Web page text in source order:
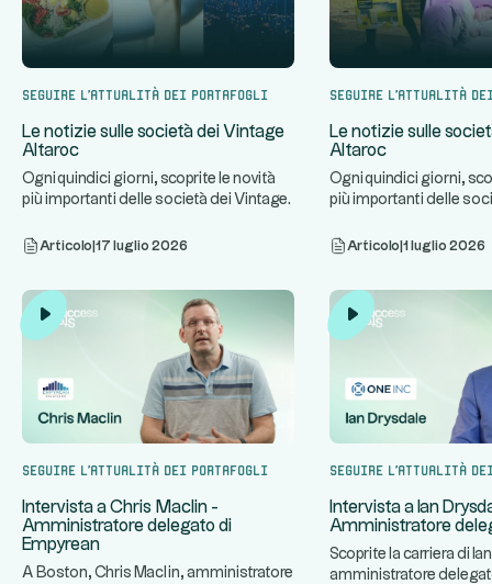
Seguire l'attualità dei portafogli
Le notizie sulle società dei Vintage
Altaroc
Ogni quindici giorni, scoprite le novità
più importanti delle società dei Vintage
Articolo 17 luglio 2026
Seguire l'attualità
Le notizie sulle
Altaroc
Ogni quindici giorni,
più importanti delle
Articolo 1 luglio 2026
Seguire l'attualità dei portafogli
Intervista a Chris Maclin -
Amministratore delegato di
Empyrean
A Boston, Chris Maclin, amministratore
Seguire l'attualità
Intervista a Ian
Amministratore
Scoprite la carriera di
amministratore